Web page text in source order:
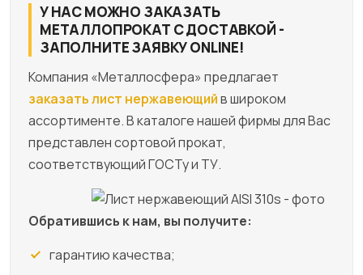
У НАС МОЖНО ЗАКАЗАТЬ
МЕТАЛЛОПРОКАТ С ДОСТАВКОЙ -
ЗАПОЛНИТЕ ЗАЯВКУ ONLINE!
Компания «Металлосфера» предлагает
заказать лист нержавеющийв широком
ассортименте. В каталоге нашей фирмы для Вас
представлен сортовой прокат,
соответствующий ГОСТу и ТУ.
Обратившись к нам, вы получите:
гарантию качества;